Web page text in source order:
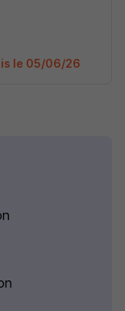
le 05/06/26